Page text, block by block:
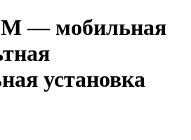
— мобильная
установка